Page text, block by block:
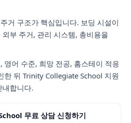
거 구조가 핵심입니다. 보딩 시설이
부 주거, 관리 시스템, 총비용을
영어 수준, 희망 전공, 홈스테이 적응
한 뒤 Trinity Collegiate School 지원
내합니다.
무료 상담 신청하기